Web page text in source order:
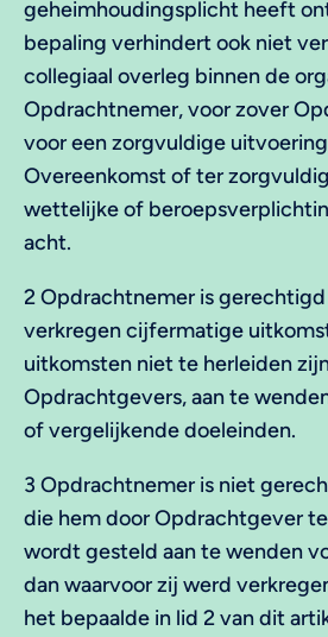
geheimhoudingsplicht heeft
bepaling verhindert ook niet
collegiaal overleg binnen de
Opdrachtnemer, voor zover
voor een zorgvuldige
Overeenkomst of ter
wettelijke of
acht.
2 Opdrachtnemer is
verkregen cijfermatige
uitkomsten niet te herleiden
Opdrachtgevers, aan te
of vergelijkende doeleinden.
3 Opdrachtnemer is niet
die hem door Opdrachtgever
wordt gesteld aan te wenden
dan waarvoor zij werd
het bepaalde in lid 2 van dit